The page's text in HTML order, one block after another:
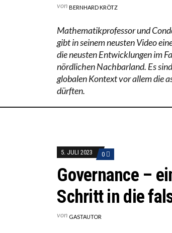
von BERNHARD KRÖTZ
Mathematikprofessor und
gibt in seinem neusten Video
die neusten Entwicklungen im
nördlichen Nachbarland. Es
globalen Kontext vor allem die
dürften.
5. JULI 2023 0
Governance –
Schritt in die
von GASTAUTOR